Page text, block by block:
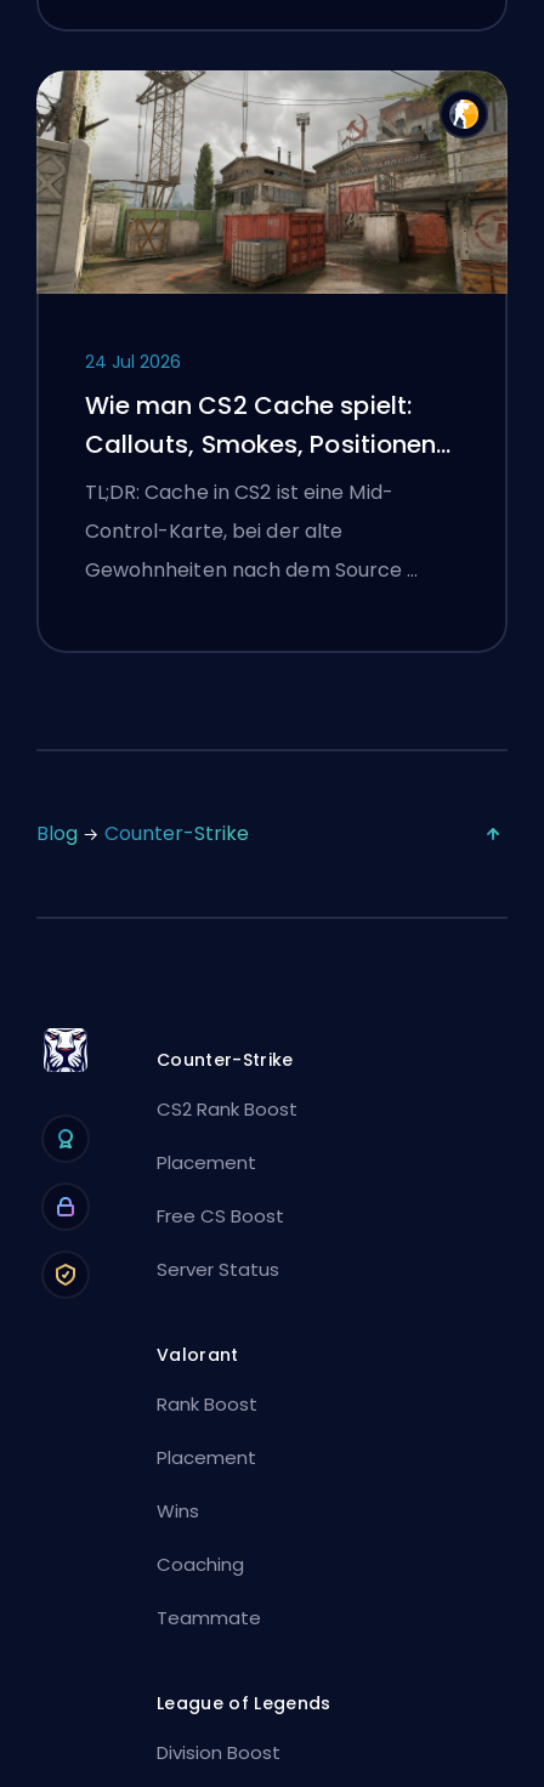
24 Jul 2026
Wie man CS2 Cache spielt:
Callouts, Smokes, Positionen
und Premier-Tipps
TL;DR: Cache in CS2 ist eine Mid-
Control-Karte, bei der alte
Gewohnheiten nach dem Source …
Blog Counter-Strike
Counter-Strike
CS2 Rank Boost
Placement
Free CS Boost
Server Status
Valorant
Rank Boost
Placement
Wins
Coaching
Teammate
League of Legends
Division Boost